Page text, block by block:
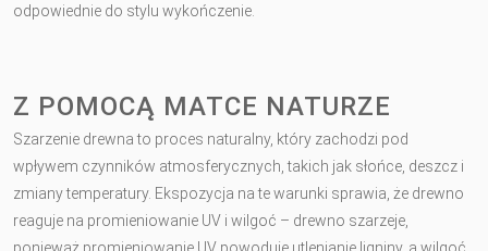
odpowiednie do stylu wykończenie.
Z POMOCĄ MATCE NATURZE
Szarzenie drewna to proces naturalny, który zachodzi pod
wpływem czynników atmosferycznych, takich jak słońce, deszcz i
zmiany temperatury. Ekspozycja na te warunki sprawia, że drewno
reaguje na promieniowanie UV i wilgoć – drewno szarzeje,
ponieważ promieniowanie UV powoduje utlenianie ligniny, a wilgoć